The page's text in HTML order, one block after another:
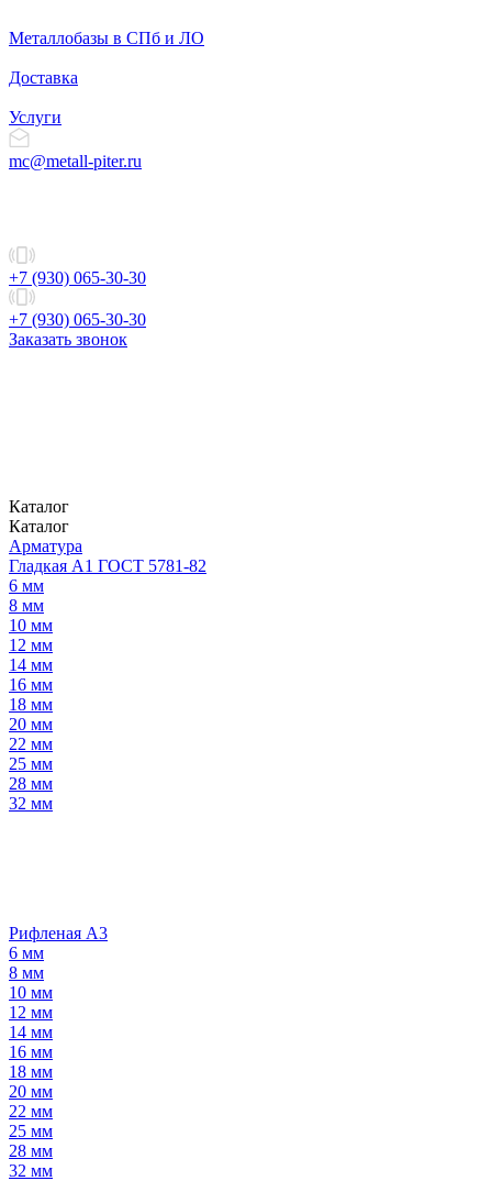
Металлобазы в СПб и ЛО
Доставка
Услуги
mc@metall-piter.ru
+7 (930) 065-30-30
+7 (930) 065-30-30
Заказать звонок
Каталог
Каталог
Арматура
Гладкая А1 ГОСТ 5781-82
6 мм
8 мм
10 мм
12 мм
14 мм
16 мм
18 мм
20 мм
22 мм
25 мм
28 мм
32 мм
Рифленая А3
6 мм
8 мм
10 мм
12 мм
14 мм
16 мм
18 мм
20 мм
22 мм
25 мм
28 мм
32 мм